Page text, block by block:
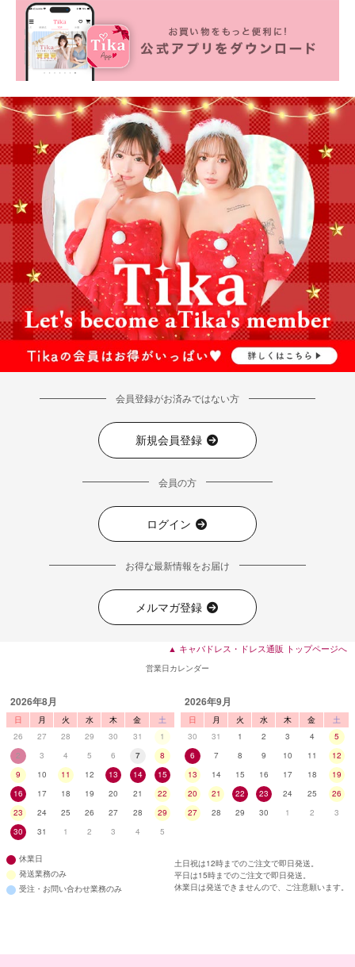
会員登録がお済みではない方
新規会員登録
会員の方
ログイン
お得な最新情報をお届け
メルマガ登録
▲ キャバドレス・ドレス通販 トップページへ
営業日カレンダー
2026年8月
日 月 火 水 木 金
土
26
27 28 29 30 31
1
2
3 4 5 6 7
8
9
10 11 12 13 14
15
16
17 18 19 20 21
22
23
24 25 26 27 28
29
30
31 1 2 3 4 5
2026年9月
日 月 火 水 木 金
土
30
31 1 2 3 4
5
6
7 8 9 10 11
12
13
14 15 16 17 18
19
20
21 22 23 24 25
26
27
28 29 30 1 2 3
休業日
発送業務のみ
受注・お問い合わせ業務のみ
土日祝は12時までのご注文で即日発送。
平日は15時までのご注文で即日発送。
休業日は発送できませんので、ご注意願います。